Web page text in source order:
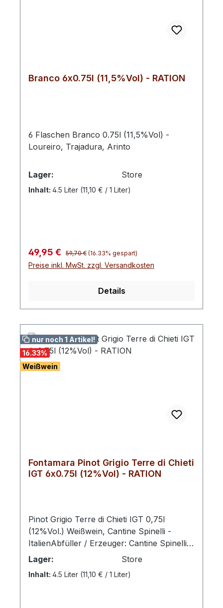
Branco 6x0.75l (11,5%Vol) - RATION
6 Flaschen Branco 0.75l (11,5%Vol) -
Loureiro, Trajadura, Arinto
Lager: Store
Inhalt: 4.5 Liter (11,10 € / 1 Liter)
Verkaufspreis:
49,95 € Regulärer Preis:
59,70 € (16.33% gespart)
Preise inkl. MwSt. zzgl. Versandkosten
Details
nur noch 1 Artikel!
16.33%
Weißwein
Fontamara Pinot Grigio Terre di Chieti
IGT 6x0.75l (12%Vol) - RATION
Pinot Grigio Terre di Chieti IGT 0,75l
(12%Vol.) Weißwein, Cantine Spinelli -
ItalienAbfüller / Erzeuger: Cantine Spinelli ,
Via Piana La Fara, 90, D, 66041 Atessa CH,
ItalienCantine Spinelli, eine Familienkellerei
in den Abruzzen, wird von Vincenzo
Lager: Store
Inhalt: 4.5 Liter (11,10 € / 1 Liter)